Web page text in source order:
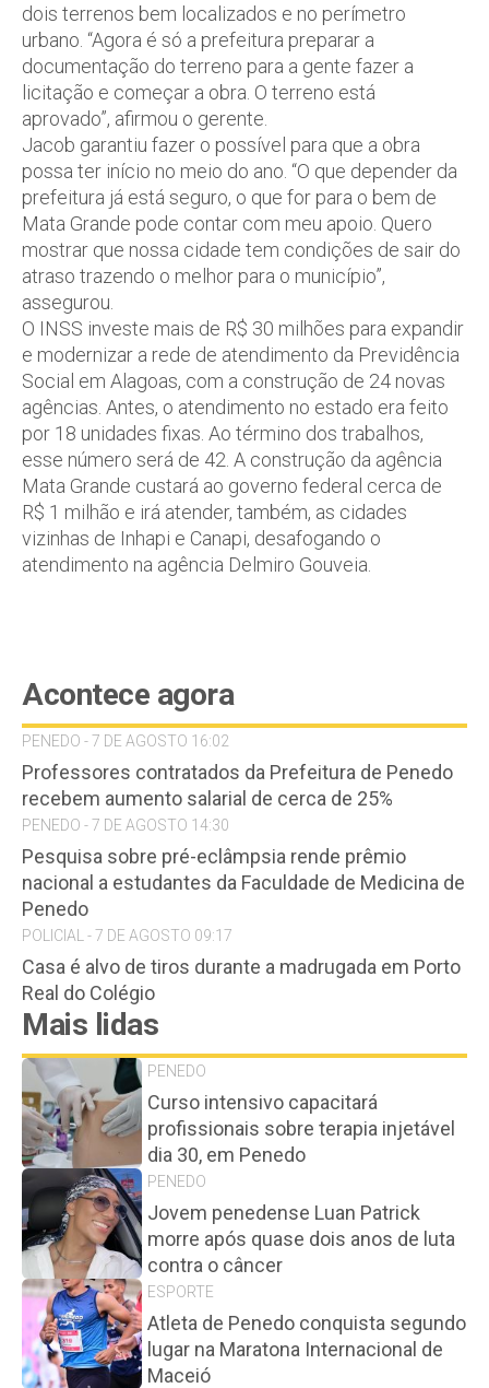
dois terrenos bem localizados e no perímetro
urbano. “Agora é só a prefeitura preparar a
documentação do terreno para a gente fazer a
licitação e começar a obra. O terreno está
aprovado”, afirmou o gerente.
Jacob garantiu fazer o possível para que a obra
possa ter início no meio do ano. “O que depender da
prefeitura já está seguro, o que for para o bem de
Mata Grande pode contar com meu apoio. Quero
mostrar que nossa cidade tem condições de sair do
atraso trazendo o melhor para o município”,
assegurou.
O INSS investe mais de R$ 30 milhões para expandir
e modernizar a rede de atendimento da Previdência
Social em Alagoas, com a construção de 24 novas
agências. Antes, o atendimento no estado era feito
por 18 unidades fixas. Ao término dos trabalhos,
esse número será de 42. A construção da agência
Mata Grande custará ao governo federal cerca de
R$ 1 milhão e irá atender, também, as cidades
vizinhas de Inhapi e Canapi, desafogando o
atendimento na agência Delmiro Gouveia.
Acontece agora
PENEDO - 7 DE AGOSTO 16:02
Professores contratados da Prefeitura de Penedo
recebem aumento salarial de cerca de 25%
PENEDO - 7 DE AGOSTO 14:30
Pesquisa sobre pré-eclâmpsia rende prêmio
nacional a estudantes da Faculdade de Medicina de
Penedo
POLICIAL - 7 DE AGOSTO 09:17
Casa é alvo de tiros durante a madrugada em Porto
Real do Colégio
Mais lidas
PENEDO
Curso intensivo capacitará
profissionais sobre terapia injetável
dia 30, em Penedo
PENEDO
Jovem penedense Luan Patrick
morre após quase dois anos de luta
contra o câncer
ESPORTE
Atleta de Penedo conquista segundo
lugar na Maratona Internacional de
Maceió